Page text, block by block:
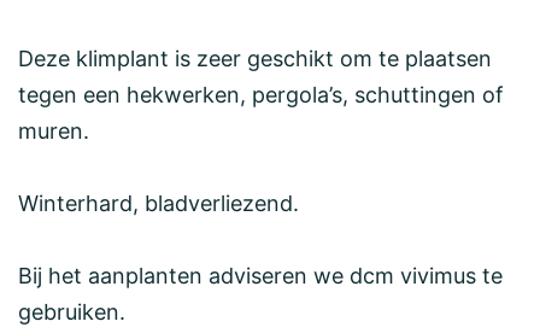
Deze klimplant is zeer geschikt om te plaatsen
tegen een hekwerken, pergola’s, schuttingen of
muren.
Winterhard, bladverliezend.
Bij het aanplanten adviseren we dcm vivimus te
gebruiken.